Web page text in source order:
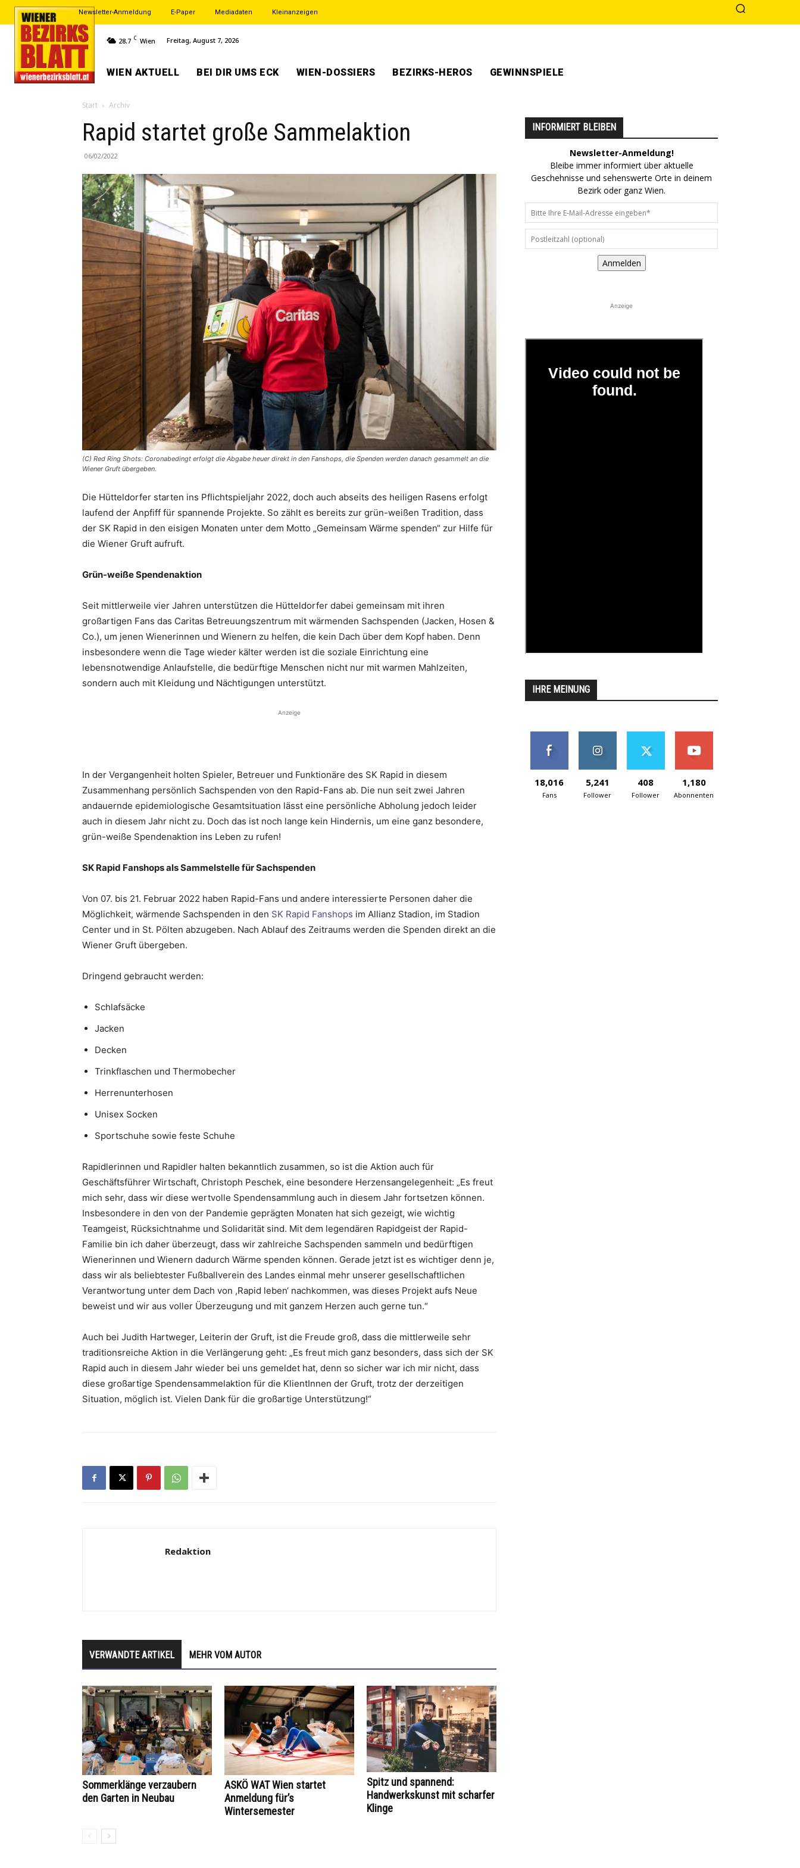
Newsletter-Anmeldung E-Paper Mediadaten Kleinanzeigen
28.7 C Wien Freitag, August 7, 2026
WIEN AKTUELL BEI DIR UMS ECK WIEN-DOSSIERS BEZIRKS-HEROS GEWINNSPIELE
Start Archiv
Rapid startet große Sammelaktion
06/02/2022
(C) Red Ring Shots: Coronabedingt erfolgt die Abgabe heuer direkt in den Fanshops, die Spenden werden danach gesammelt an die
Wiener Gruft übergeben.
Die Hütteldorfer starten ins Pflichtspieljahr 2022, doch auch abseits des heiligen Rasens erfolgt
laufend der Anpfiff für spannende Projekte. So zählt es bereits zur grün-weißen Tradition, dass
der SK Rapid in den eisigen Monaten unter dem Motto „Gemeinsam Wärme spenden“ zur Hilfe für
die Wiener Gruft aufruft.
Grün-weiße Spendenaktion
Seit mittlerweile vier Jahren unterstützen die Hütteldorfer dabei gemeinsam mit ihren
großartigen Fans das Caritas Betreuungszentrum mit wärmenden Sachspenden (Jacken, Hosen &
Co.), um jenen Wienerinnen und Wienern zu helfen, die kein Dach über dem Kopf haben. Denn
insbesondere wenn die Tage wieder kälter werden ist die soziale Einrichtung eine
lebensnotwendige Anlaufstelle, die bedürftige Menschen nicht nur mit warmen Mahlzeiten,
sondern auch mit Kleidung und Nächtigungen unterstützt.
Anzeige
In der Vergangenheit holten Spieler, Betreuer und Funktionäre des SK Rapid in diesem
Zusammenhang persönlich Sachspenden von den Rapid-Fans ab. Die nun seit zwei Jahren
andauernde epidemiologische Gesamtsituation lässt eine persönliche Abholung jedoch leider
auch in diesem Jahr nicht zu. Doch das ist noch lange kein Hindernis, um eine ganz besondere,
grün-weiße Spendenaktion ins Leben zu rufen!
SK Rapid Fanshops als Sammelstelle für Sachspenden
Von 07. bis 21. Februar 2022 haben Rapid-Fans und andere interessierte Personen daher die
Möglichkeit, wärmende Sachspenden in den SK Rapid Fanshops im Allianz Stadion, im Stadion
Center und in St. Pölten abzugeben. Nach Ablauf des Zeitraums werden die Spenden direkt an die
Wiener Gruft übergeben.
Dringend gebraucht werden:
Schlafsäcke
Jacken
Decken
Trinkflaschen und Thermobecher
Herrenunterhosen
Unisex Socken
Sportschuhe sowie feste Schuhe
Rapidlerinnen und Rapidler halten bekanntlich zusammen, so ist die Aktion auch für
Geschäftsführer Wirtschaft, Christoph Peschek, eine besondere Herzensangelegenheit: „Es freut
mich sehr, dass wir diese wertvolle Spendensammlung auch in diesem Jahr fortsetzen können.
Insbesondere in den von der Pandemie geprägten Monaten hat sich gezeigt, wie wichtig
Teamgeist, Rücksichtnahme und Solidarität sind. Mit dem legendären Rapidgeist der Rapid-
Familie bin ich daher überzeugt, dass wir zahlreiche Sachspenden sammeln und bedürftigen
Wienerinnen und Wienern dadurch Wärme spenden können. Gerade jetzt ist es wichtiger denn je,
dass wir als beliebtester Fußballverein des Landes einmal mehr unserer gesellschaftlichen
Verantwortung unter dem Dach von ,Rapid leben‘ nachkommen, was dieses Projekt aufs Neue
beweist und wir aus voller Überzeugung und mit ganzem Herzen auch gerne tun.“
Auch bei Judith Hartweger, Leiterin der Gruft, ist die Freude groß, dass die mittlerweile sehr
traditionsreiche Aktion in die Verlängerung geht: „Es freut mich ganz besonders, dass sich der SK
Rapid auch in diesem Jahr wieder bei uns gemeldet hat, denn so sicher war ich mir nicht, dass
diese großartige Spendensammelaktion für die KlientInnen der Gruft, trotz der derzeitigen
Situation, möglich ist. Vielen Dank für die großartige Unterstützung!“
Redaktion
VERWANDTE ARTIKEL MEHR VOM AUTOR
Sommerklänge verzaubern
den Garten in Neubau
ASKÖ WAT Wien startet
Anmeldung für’s
Wintersemester
Spitz und spannend:
Handwerkskunst mit scharfer
Klinge
INFORMIERT BLEIBEN
Newsletter-Anmeldung!
Bleibe immer informiert über aktuelle
Geschehnisse und sehenswerte Orte in deinem
Bezirk oder ganz Wien.
Anmelden
Anzeige
IHRE MEINUNG
18,016
Fans
5,241
Follower
408
Follower
1,180
Abonnenten